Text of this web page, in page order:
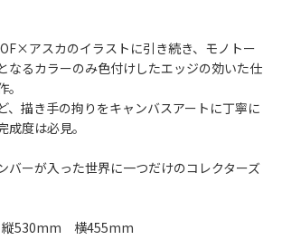
アスカのイラストに引き続き、モノトー
なるカラーのみ色付けしたエッジの効いた仕
、描き手の拘りをキャンバスアートに丁寧に
度は必見。
バーが入った世界に一つだけのコレクターズ
縦530mm 横455mm